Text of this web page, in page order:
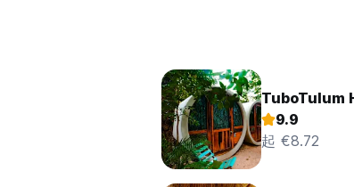
TuboTulum
9.9
起 €8.72